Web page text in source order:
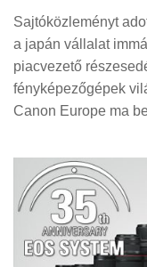
Sajtóközleményt
a japán vállalat
piacvezető
fényképezőgépek
Canon Europe ma